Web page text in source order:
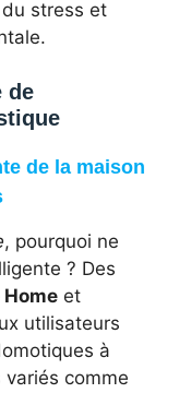
stress et
de
de la maison
, pourquoi ne
? Des
Home et
utilisateurs
à
comme